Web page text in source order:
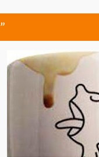
CANECAS DECORACAO